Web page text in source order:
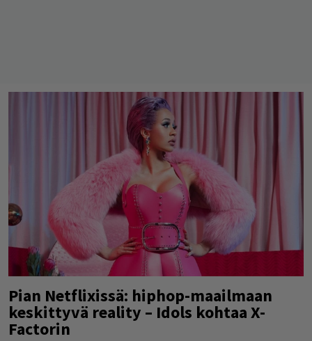
Pian Netflixissä: hiphop-maailmaan
keskittyvä reality – Idols kohtaa X-
Factorin